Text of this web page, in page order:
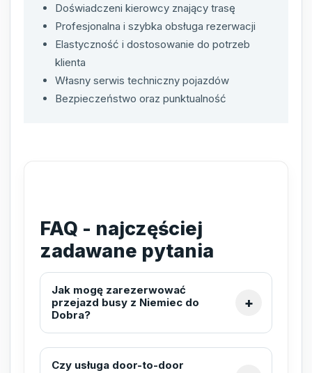
Doświadczeni kierowcy znający trasę
Profesjonalna i szybka obsługa rezerwacji
Elastyczność i dostosowanie do potrzeb
klienta
Własny serwis techniczny pojazdów
Bezpieczeństwo oraz punktualność
FAQ - najczęściej
zadawane pytania
Jak mogę zarezerwować
przejazd busy z Niemiec do
Dobra?
Czy usługa door-to-door